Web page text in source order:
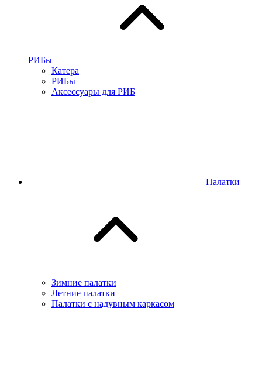
РИБы
Катера
РИБы
Аксессуары для РИБ
Палатки
Зимние палатки
Летние палатки
Палатки с надувным каркасом